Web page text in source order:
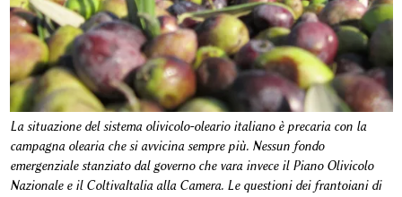
La situazione del sistema olivicolo-oleario italiano è precaria con la
campagna olearia che si avvicina sempre più. Nessun fondo
emergenziale stanziato dal governo che vara invece il Piano Olivicolo
Nazionale e il ColtivaItalia alla Camera. Le questioni dei frantoiani di